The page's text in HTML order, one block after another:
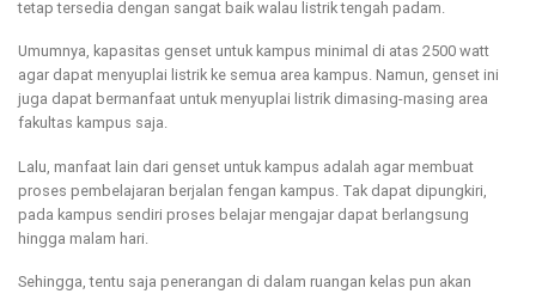
tetap tersedia dengan sangat baik walau listrik tengah padam.
Umumnya, kapasitas genset untuk kampus minimal di atas 2500 watt
agar dapat menyuplai listrik ke semua area kampus. Namun, genset ini
juga dapat bermanfaat untuk menyuplai listrik dimasing-masing area
fakultas kampus saja.
Lalu, manfaat lain dari genset untuk kampus adalah agar membuat
proses pembelajaran berjalan fengan kampus. Tak dapat dipungkiri,
pada kampus sendiri proses belajar mengajar dapat berlangsung
hingga malam hari.
Sehingga, tentu saja penerangan di dalam ruangan kelas pun akan